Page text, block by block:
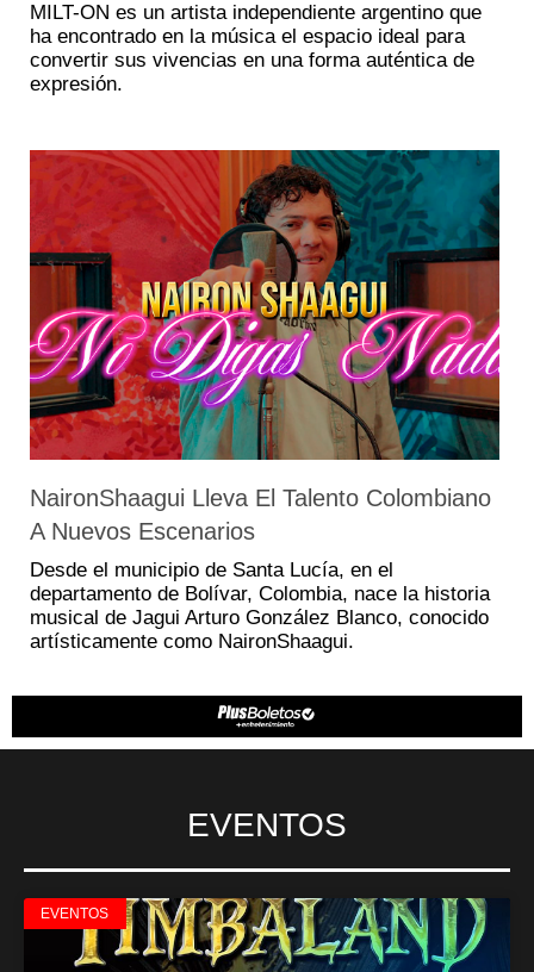
MILT-ON es un artista independiente argentino que
ha encontrado en la música el espacio ideal para
convertir sus vivencias en una forma auténtica de
expresión.
NaironShaagui Lleva El Talento Colombiano
A Nuevos Escenarios
Desde el municipio de Santa Lucía, en el
departamento de Bolívar, Colombia, nace la historia
musical de Jagui Arturo González Blanco, conocido
artísticamente como NaironShaagui.
EVENTOS
EVENTOS